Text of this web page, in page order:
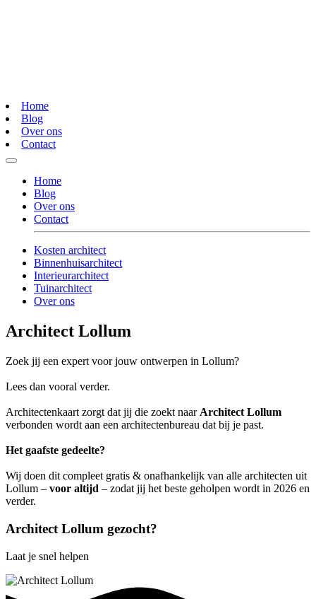
Home
Blog
Over ons
Contact
Home
Blog
Over ons
Contact
Kosten architect
Binnenhuisarchitect
Interieurarchitect
Tuinarchitect
Over ons
Architect Lollum
Zoek jij een expert voor jouw ontwerpen in Lollum?
Lees dan vooral verder.
Architectenkaart zorgt dat jij die zoekt naar Architect Lollum
verbonden wordt aan een architectenbureau dat bij je past.
Het gaafste gedeelte?
Wij doen dit compleet gratis & onafhankelijk van alle architecten uit
Lollum – voor altijd – zodat jij het beste geholpen wordt in 2026 en
verder.
Architect Lollum gezocht?
Laat je snel helpen